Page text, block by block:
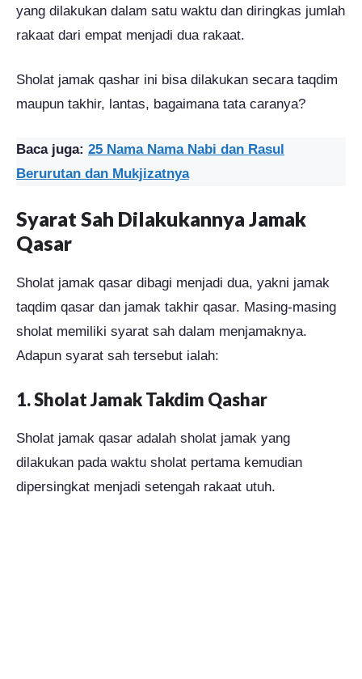
yang dilakukan dalam satu waktu dan diringkas jumlah
rakaat dari empat menjadi dua rakaat.
Sholat jamak qashar ini bisa dilakukan secara taqdim
maupun takhir, lantas, bagaimana tata caranya?
Baca juga: 25 Nama Nama Nabi dan Rasul
Berurutan dan Mukjizatnya
Syarat Sah Dilakukannya Jamak
Qasar
Sholat jamak qasar dibagi menjadi dua, yakni jamak
taqdim qasar dan jamak takhir qasar. Masing-masing
sholat memiliki syarat sah dalam menjamaknya.
Adapun syarat sah tersebut ialah:
1. Sholat Jamak Takdim Qashar
Sholat jamak qasar adalah sholat jamak yang
dilakukan pada waktu sholat pertama kemudian
dipersingkat menjadi setengah rakaat utuh.